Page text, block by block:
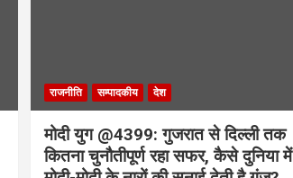
राजनीति सम्पादकीय देश
मोदी युग @4399: गुजरात से दिल्ली तक
कितना चुनौतीपूर्ण रहा सफर, कैसे दुनिया में